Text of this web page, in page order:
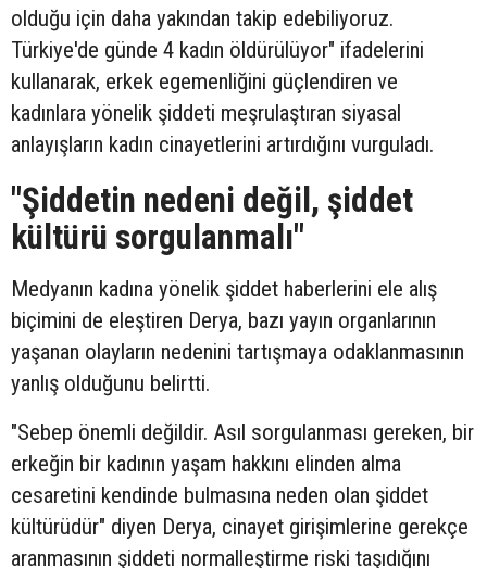
olduğu için daha yakından takip edebiliyoruz.
Türkiye'de günde 4 kadın öldürülüyor" ifadelerini
kullanarak, erkek egemenliğini güçlendiren ve
kadınlara yönelik şiddeti meşrulaştıran siyasal
anlayışların kadın cinayetlerini artırdığını vurguladı.
"Şiddetin nedeni değil, şiddet
kültürü sorgulanmalı"
Medyanın kadına yönelik şiddet haberlerini ele alış
biçimini de eleştiren Derya, bazı yayın organlarının
yaşanan olayların nedenini tartışmaya odaklanmasının
yanlış olduğunu belirtti.
"Sebep önemli değildir. Asıl sorgulanması gereken, bir
erkeğin bir kadının yaşam hakkını elinden alma
cesaretini kendinde bulmasına neden olan şiddet
kültürüdür" diyen Derya, cinayet girişimlerine gerekçe
aranmasının şiddeti normalleştirme riski taşıdığını